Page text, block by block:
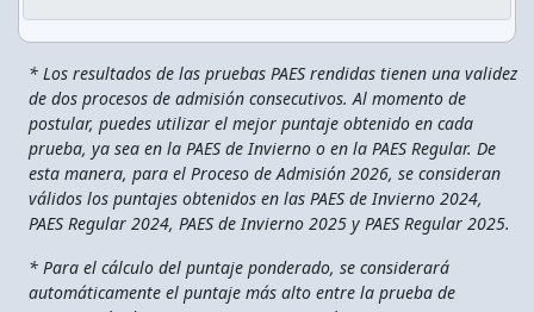
* Los resultados de las pruebas PAES rendidas tienen una validez
de dos procesos de admisión consecutivos. Al momento de
postular, puedes utilizar el mejor puntaje obtenido en cada
prueba, ya sea en la PAES de Invierno o en la PAES Regular. De
esta manera, para el Proceso de Admisión 2026, se consideran
válidos los puntajes obtenidos en las PAES de Invierno 2024,
PAES Regular 2024, PAES de Invierno 2025 y PAES Regular 2025.
* Para el cálculo del puntaje ponderado, se considerará
automáticamente el puntaje más alto entre la prueba de